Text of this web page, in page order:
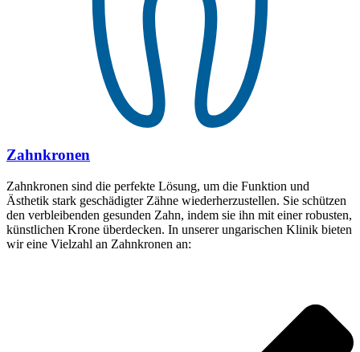
Zahnkronen
Zahnkronen sind die perfekte Lösung, um die Funktion und
Ästhetik stark geschädigter Zähne wiederherzustellen. Sie schützen
den verbleibenden gesunden Zahn, indem sie ihn mit einer robusten,
künstlichen Krone überdecken. In unserer ungarischen Klinik bieten
wir eine Vielzahl an Zahnkronen an: